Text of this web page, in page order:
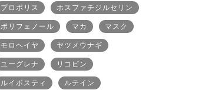
プロポリス ホスファチジルセリン
ポリフェノール マカ マスク
モロヘイヤ ヤツメウナギ
ユーグレナ リコピン
ルイボスティ ルテイン